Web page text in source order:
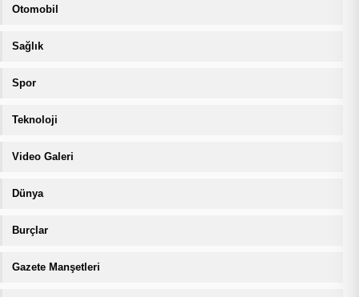
Otomobil
Sağlık
Spor
Teknoloji
Video Galeri
Dünya
Burçlar
Gazete Manşetleri